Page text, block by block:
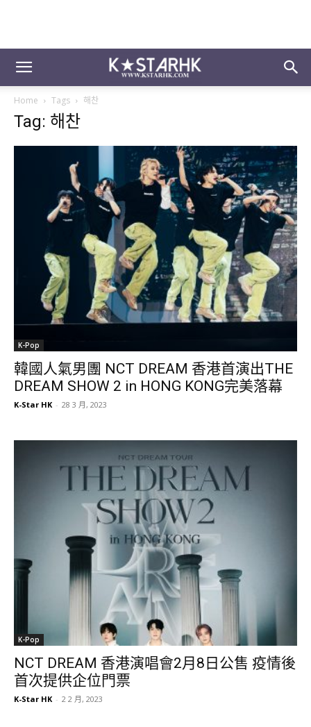
Home Tags 해찬
Tag: 해찬
K-Pop
韓國人氣男團 NCT DREAM 香港首演出THE
DREAM SHOW 2 in HONG KONG完美落幕
K-Star HK - 28 3 月, 2023
K-Pop
NCT DREAM 香港演唱會2月8日公售 疫情後
首次提供企位門票
K-Star HK - 2 2 月, 2023